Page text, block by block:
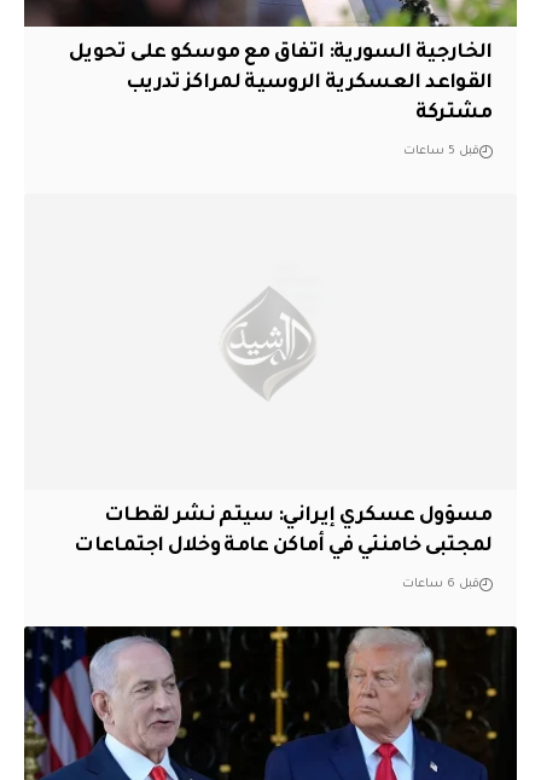
الخارجية السورية: اتفاق مع موسكو على تحويل
القواعد العسكرية الروسية لمراكز تدريب
مشتركة
قبل 5 ساعات
مسؤول عسكري إيراني: سيتم نشر لقطات
لمجتبى خامنئي في أماكن عامة وخلال اجتماعات
قبل 6 ساعات